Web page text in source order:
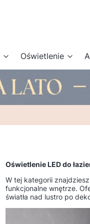
Oświetlenie
Oświetlenie LED do
W tej kategorii znajdziesz
funkcjonalne wnętrze.
światła nad lustro po